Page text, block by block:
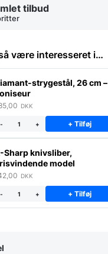
tilbud
være interesseret i…
strygestål, 26 cm –
DKK
- + + Tilføj
Sharp knivsliber,
model
DKK
- + + Tilføj